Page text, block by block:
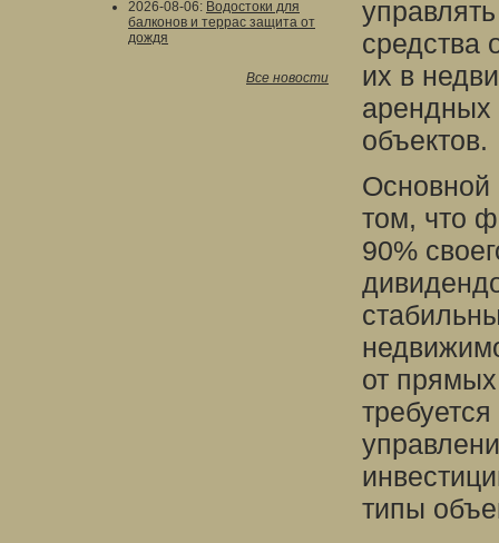
2026-08-06: Водостоки для
балконов и террас защита от
дождя
Все новости
средства
их в
арендных
объектов.
Основной
том, что
90%
от
типы